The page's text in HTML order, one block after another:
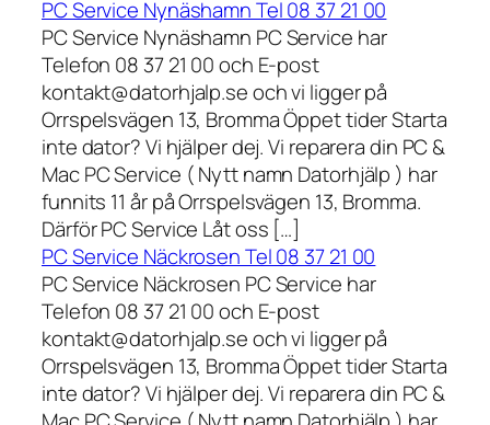
PC Service Nynäshamn Tel 08 37 21 00
PC Service Nynäshamn PC Service har
Telefon 08 37 21 00 och E-post
kontakt@datorhjalp.se och vi ligger på
Orrspelsvägen 13, Bromma Öppet tider Starta
inte dator? Vi hjälper dej. Vi reparera din PC &
Mac PC Service ( Nytt namn Datorhjälp ) har
funnits 11 år på Orrspelsvägen 13, Bromma.
Därför PC Service Låt oss […]
PC Service Näckrosen Tel 08 37 21 00
PC Service Näckrosen PC Service har
Telefon 08 37 21 00 och E-post
kontakt@datorhjalp.se och vi ligger på
Orrspelsvägen 13, Bromma Öppet tider Starta
inte dator? Vi hjälper dej. Vi reparera din PC &